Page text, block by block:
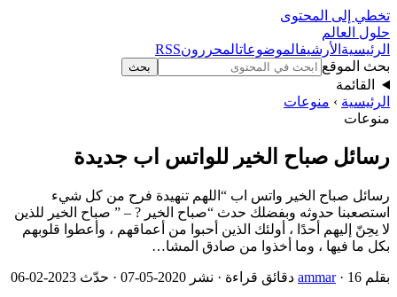
تخطي إلى المحتوى
حلول العالم
الرئيسية الأرشيفالموضوعاتالمحررونRSS
بحث الموقع
بحث
القائمة
الرئيسية › منوعات
منوعات
رسائل صباح الخير للواتس اب جديدة
رسائل صباح الخير واتس اب “اللهم تنهيدة فرح من كل شيء
استصعبنا حدوثه وبفضلك حدث “صباح الخير ? – ‏” صباح الخير للذين
لا يحِنّ إليهم أحدًا ، أولئك الذين أحبوا من أعماقهم ، وأعطوا قلوبهم
بكل ما فيها ، وما أخذوا من صادق المشا…
بقلم ammar· 16 دقائق قراءة · نشر 2020-05-07 · حدّث 2023-02-06